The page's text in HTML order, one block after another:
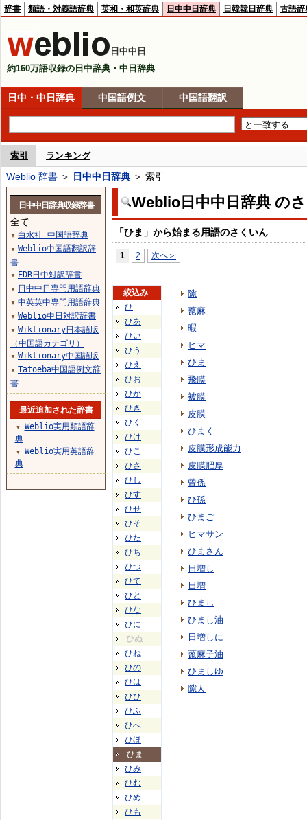
辞書 類語・対義語辞典 英和・和英辞典 日中中日辞典 日韓韓日辞典 古語辞
日中中日
約160万語収録の日中辞典・中日辞典
日中・中日辞典 中国語例文 中国語翻訳
索引 ランキング
Weblio 辞書 ＞ 日中中日辞典 ＞ 索引
Weblio日中中日辞典 の
「ひま」から始まる用語のさくいん
1 2 次へ＞
絞込み
ひ
ひあ
ひい
ひう
ひえ
ひお
ひか
ひき
ひく
ひけ
ひこ
ひさ
ひし
ひす
ひせ
ひそ
ひた
ひち
ひつ
ひて
ひと
ひな
ひに
ひぬ
ひね
ひの
ひは
ひひ
ひふ
ひへ
ひほ
ひま
ひみ
ひむ
ひめ
ひも
隙
蓖麻
暇
ヒマ
ひま
飛膜
被膜
皮膜
ひまく
皮膜形成能力
皮膜肥厚
曾孫
ひ孫
ひまご
ヒマサン
ひまさん
日増し
日増
ひまし
ひまし油
日増しに
蓖麻子油
ひましゆ
隙人
日中中日辞典収録辞書
全て
▼ 白水社 中国語辞典
▼ Weblio中国語翻訳辞
書
▼ EDR日中対訳辞書
▼ 日中中日専門用語辞典
▼ 中英英中専門用語辞典
▼ Weblio中日対訳辞書
▼ Wiktionary日本語版
（中国語カテゴリ）
▼ Wiktionary中国語版
▼ Tatoeba中国語例文辞
書
最近追加された辞書
▼
Weblio実用類語辞
典
▼
Weblio実用英語辞
典